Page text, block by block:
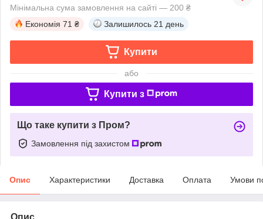
Мінімальна сума замовлення на сайті — 200 ₴
Економія 71 ₴ Залишилось 21 день
Купити
або
Купити з
Що таке купити з Пром?
Замовлення під захистом
Опис Характеристики Доставка Оплата Умови
Опис